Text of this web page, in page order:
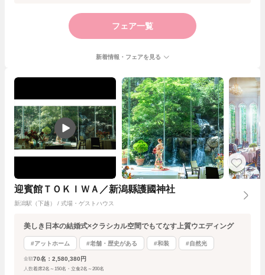
フェア一覧
新着情報・フェアを見る
迎賓館ＴＯＫＩＷＡ／新潟縣護國神社
新潟駅（下越） / 式場・ゲストハウス
美しき日本の結婚式×クラシカル空間でもてなす上質ウエディング
#アットホーム #老舗・歴史がある #和装 #自然光
金額 70名：2,580,380円
人数着席2名～150名・立食2名～200名